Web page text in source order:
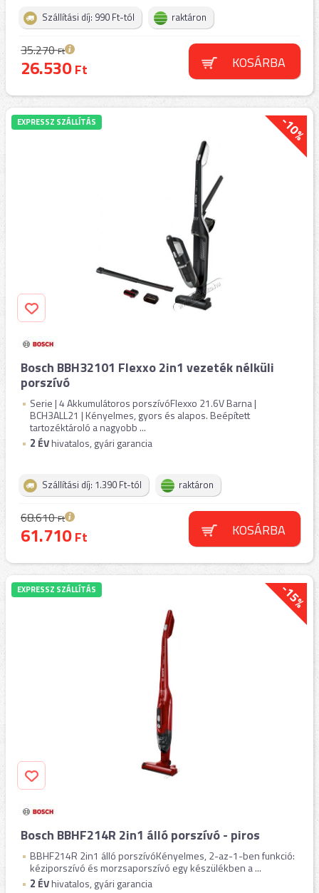
Szállítási díj: 990 Ft-tól raktáron
35.270Ft
26.530Ft KOSÁRBA
-10%
EXPRESSZ SZÁLLÍTÁS
Bosch BBH32101 Flexxo 2in1 vezeték nélküli
porszívó
Serie | 4 Akkumulátoros porszívóFlexxo 21.6V Barna |
BCH3ALL21 | Kényelmes, gyors és alapos. Beépített
tartozéktároló a nagyobb ...
2 ÉVhivatalos, gyári garancia
Szállítási díj: 1.390 Ft-tól raktáron
68.610Ft
61.710Ft KOSÁRBA
-15%
EXPRESSZ SZÁLLÍTÁS
Bosch BBHF214R 2in1 álló porszívó - piros
BBHF214R 2in1 álló porszívóKényelmes, 2-az-1-ben funkció:
kéziporszívó és morzsaporszívó egy készülékben a ...
2 ÉVhivatalos, gyári garancia